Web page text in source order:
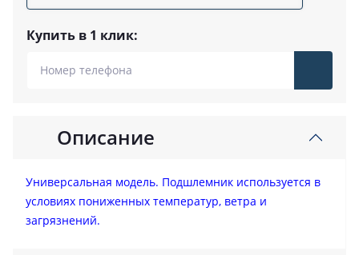
Купить в 1 клик:
Описание
Универсальная модель. Подшлемник используется в
условиях пониженных температур, ветра и
загрязнений.